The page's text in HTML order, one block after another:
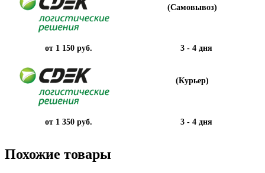
(Самовывоз)
от 1 150 руб. 3 - 4 дня
(Курьер)
от 1 350 руб. 3 - 4 дня
Похожие товары